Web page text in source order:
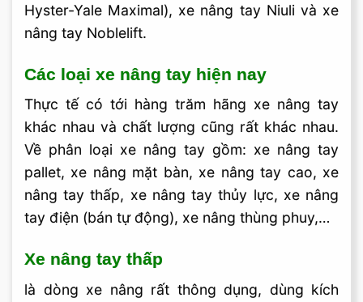
Hyster-Yale Maximal), xe nâng tay Niuli và xe
nâng tay Noblelift.
Các loại xe nâng tay hiện nay
Thực tế có tới hàng trăm hãng xe nâng tay
khác nhau và chất lượng cũng rất khác nhau.
Về phân loại xe nâng tay gồm: xe nâng tay
pallet, xe nâng mặt bàn, xe nâng tay cao, xe
nâng tay thấp, xe nâng tay thủy lực, xe nâng
tay điện (bán tự động), xe nâng thùng phuy,…
Xe nâng tay thấp
là dòng xe nâng rất thông dụng, dùng kích